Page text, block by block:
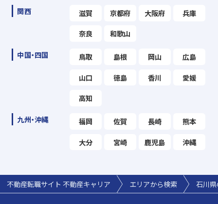
関西 滋賀 京都府 大阪府 兵庫
奈良 和歌山
中国・四国 鳥取 島根 岡山 広島
山口 徳島 香川 愛媛
高知
九州・沖縄 福岡 佐賀 長崎 熊本
大分 宮崎 鹿児島 沖縄
不動産転職サイト 不動産キャリア エリアから検索 石川